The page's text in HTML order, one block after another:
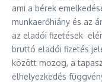
ami a bérek
munkaerőhiány és az
az eladói fizetések
bruttó eladói fizetés
között mozog, a
elhelyezkedés